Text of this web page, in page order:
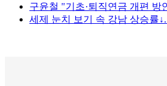
구윤철 "기초·퇴직연금 개편 방
세제 눈치 보기 속 강남 상승률